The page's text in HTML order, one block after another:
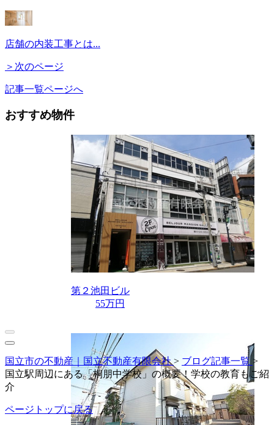
店舗の内装工事とは...
＞次のページ
記事一覧ページへ
おすすめ物件
第２池田ビル
55万円
国立市の不動産｜国立不動産有限会社 > ブログ記事一覧 >
国立駅周辺にある「桐朋中学校」の概要！学校の教育もご紹
介
ページトップに戻る